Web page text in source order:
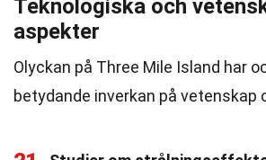
Teknologiska och
aspekter
Olyckan på Three Mile Island har
betydande inverkan på vetenskap